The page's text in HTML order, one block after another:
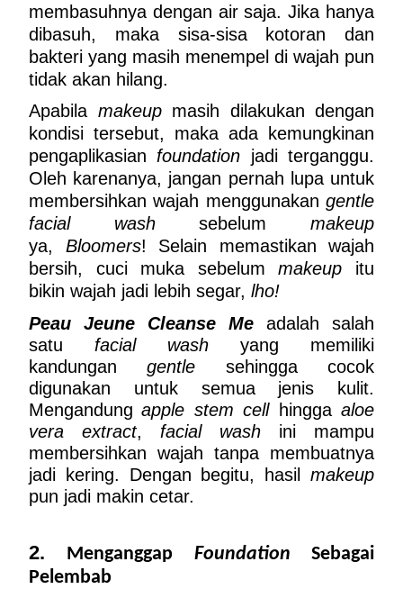
membasuhnya dengan air saja. Jika hanya
dibasuh, maka sisa-sisa kotoran dan
bakteri yang masih menempel di wajah pun
tidak akan hilang.
Apabila makeup masih dilakukan dengan
kondisi tersebut, maka ada kemungkinan
pengaplikasian foundation jadi terganggu.
Oleh karenanya, jangan pernah lupa untuk
membersihkan wajah menggunakan gentle
facial wash sebelum makeup
ya, Bloomers! Selain memastikan wajah
bersih, cuci muka sebelum makeup itu
bikin wajah jadi lebih segar, lho!
Peau Jeune Cleanse Me adalah salah
satu facial wash yang memiliki
kandungan gentle sehingga cocok
digunakan untuk semua jenis kulit.
Mengandung apple stem cell hingga aloe
vera extract, facial wash ini mampu
membersihkan wajah tanpa membuatnya
jadi kering. Dengan begitu, hasil makeup
pun jadi makin cetar.
2. Menganggap Foundation Sebagai
Pelembab